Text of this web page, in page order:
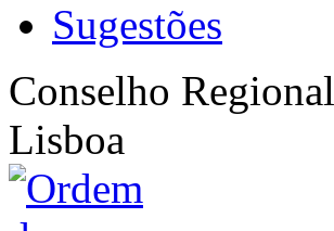
Sugestões
Conselho Regional
Lisboa